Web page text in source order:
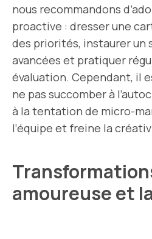
nous recommandons
proactive : dresser une
des priorités, instaurer un
avancées et pratiquer
évaluation. Cependant, il
ne pas succomber à
à la tentation de micro-
l’équipe et freine la
amoureuse et